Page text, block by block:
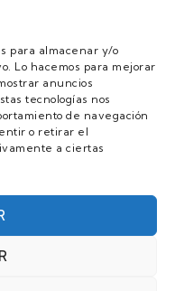
para almacenar y/o
Lo hacemos para mejorar
anuncios
tecnologías nos
de navegación
o retirar el
a ciertas